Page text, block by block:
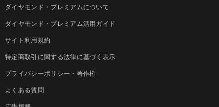
ダイヤモンド・プレミアムについて
ダイヤモンド・プレミアム活用ガイド
サイト利用規約
特定商取引に関する法律に基づく表示
プライバシーポリシー・著作権
よくある質問